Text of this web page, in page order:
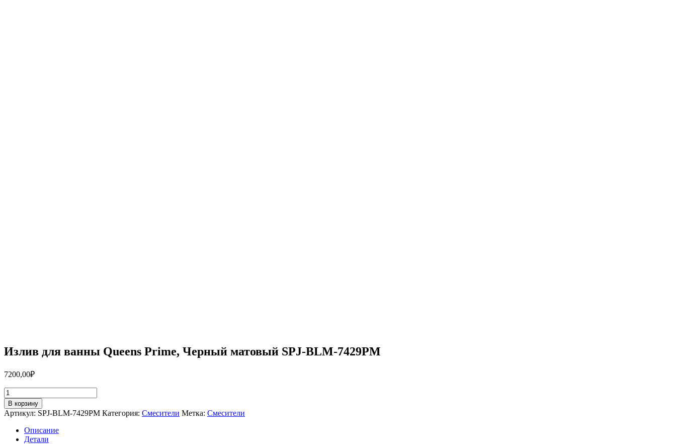
Излив для ванны Queens Prime, Черный матовый SPJ-BLM-7429PM
7200,00₽
Количество
товара
Излив
для
ванны
Queens
В корзину
Артикул: SPJ-BLM-7429PM Категория: Смесители Метка: Смесители
Описание
Детали